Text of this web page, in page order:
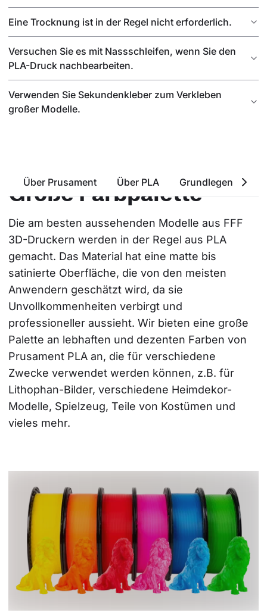
Über Prusament Über PLA Grundlegende
Eine Trocknung ist in der Regel nicht erforderlich.
Versuchen Sie es mit Nassschleifen, wenn Sie den
PLA-Druck nachbearbeiten.
Verwenden Sie Sekundenkleber zum Verkleben
großer Modelle.
Große Farbpalette
Die am besten aussehenden Modelle aus FFF
3D-Druckern werden in der Regel aus PLA
gemacht. Das Material hat eine matte bis
satinierte Oberfläche, die von den meisten
Anwendern geschätzt wird, da sie
Unvollkommenheiten verbirgt und
professioneller aussieht. Wir bieten eine große
Palette an lebhaften und dezenten Farben von
Prusament PLA an, die für verschiedene
Zwecke verwendet werden können, z.B. für
Lithophan-Bilder, verschiedene Heimdekor-
Modelle, Spielzeug, Teile von Kostümen und
vieles mehr.